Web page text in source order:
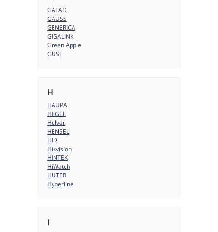
GALAD
GAUSS
GENERICA
GIGALINK
Green Apple
GUSI
H
HAUPA
HEGEL
Helvar
HENSEL
HID
Hikvision
HINTEK
HiWatch
HUTER
Hyperline
I